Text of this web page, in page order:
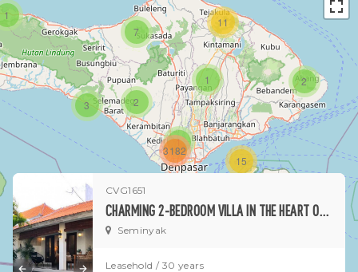
1
1
1
3
7
2
15
11
3182
2
CVG1651
CHARMING 2-BEDROOM VILLA IN THE HEART OF SEMINYAK
Seminyak
Leasehold / 30 years